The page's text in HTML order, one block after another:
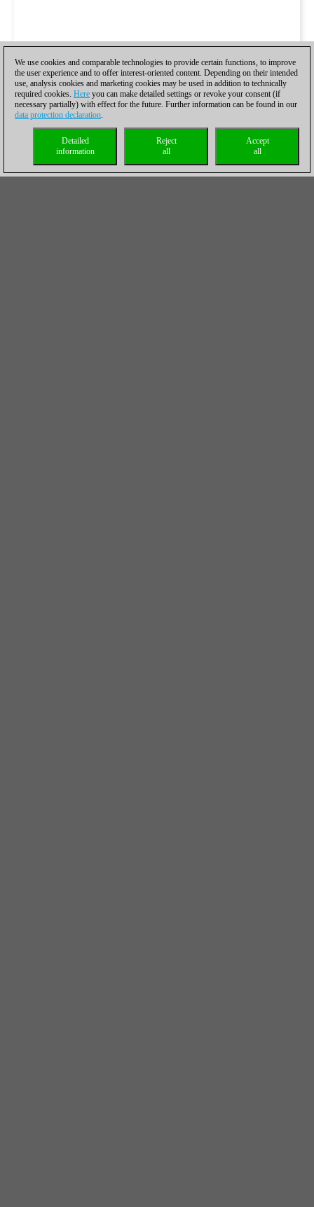
We use cookies and comparable technologies to provide certain functions, to improve
the user experience and to offer interest-oriented content. Depending on their intended
use, analysis cookies and marketing cookies may be used in addition to technically
required cookies. Here you can make detailed settings or revoke your consent (if
necessary partially) with effect for the future. Further information can be found in our
data protection declaration.
Accept
all
Reject
all
Detailed
information